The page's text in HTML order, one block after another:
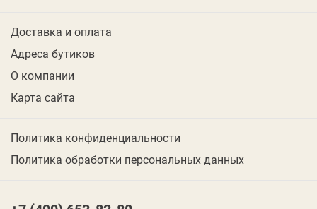
Доставка и оплата
Адреса бутиков
О компании
Карта сайта
Политика конфиденциальности
Политика обработки персональных данных